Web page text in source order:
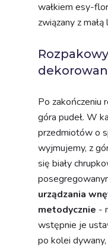
wałkiem esy-
związany z
Po zakończeniu
góra pudeł. W
przedmiotów o
wyjmujemy, z
się biały
urządzania
metodycznie -
wstępnie je
po kolei